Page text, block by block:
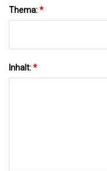
Thema:*
Inhalt:*